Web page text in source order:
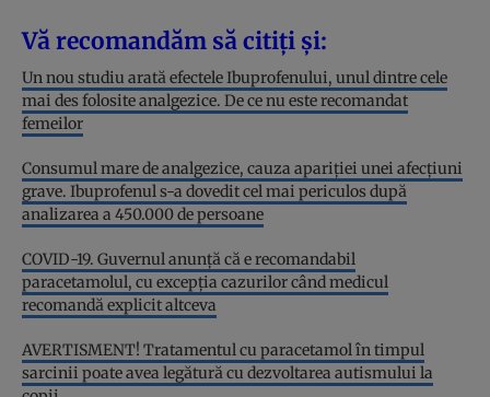
Vă recomandăm să citiți și:
Un nou studiu arată efectele Ibuprofenului, unul dintre cele
mai des folosite analgezice. De ce nu este recomandat
femeilor
Consumul mare de analgezice, cauza apariţiei unei afecţiuni
grave. Ibuprofenul s-a dovedit cel mai periculos după
analizarea a 450.000 de persoane
COVID-19. Guvernul anunţă că e recomandabil
paracetamolul, cu excepţia cazurilor când medicul
recomandă explicit altceva
AVERTISMENT! Tratamentul cu paracetamol în timpul
sarcinii poate avea legătură cu dezvoltarea autismului la